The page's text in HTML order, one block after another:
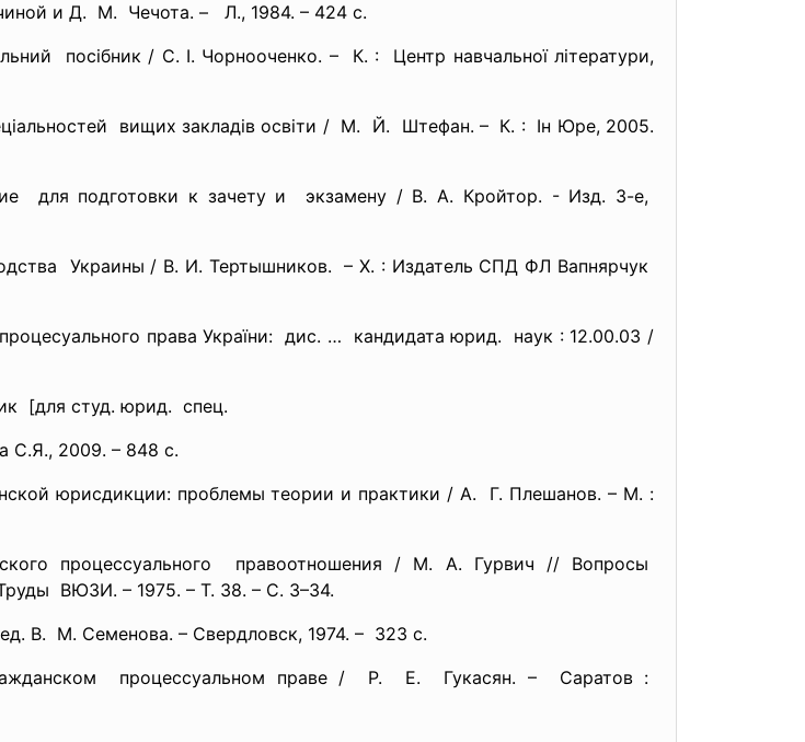
и Д. М. Чечота. – Л., 1984. – 424 с.
посібник / С. І. Чорнооченко. – К. : Центр навчальної літератури,
вищих закладів освіти / М. Й. Штефан. – К. : Ін Юре, 2005.
для подготовки к зачету и экзамену / В. А. Кройтор. - Изд. 3-е,
Украины / В. И. Тертышников. – Х. : Издатель СПД ФЛ Вапнярчук
права України: дис. … кандидата юрид. наук : 12.00.03 /
[для студ. юрид. спец.
С.Я., 2009. – 848 с.
юрисдикции: проблемы теории и практики / А. Г. Плешанов. – М. :
процессуального правоотношения / М. А. Гурвич // Вопросы
ВЮЗИ. – 1975. – Т. 38. – С. 3–34.
В. М. Семенова. – Свердловск, 1974. – 323 с.
процессуальном праве / Р. Е. Гукасян. – Саратов :